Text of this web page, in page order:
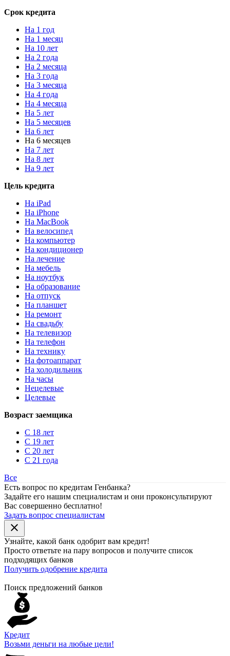
Срок кредита
На 1 год
На 1 месяц
На 10 лет
На 2 года
На 2 месяца
На 3 года
На 3 месяца
На 4 года
На 4 месяца
На 5 лет
На 5 месяцев
На 6 лет
На 6 месяцев
На 7 лет
На 8 лет
На 9 лет
Цель кредита
На iPad
На iPhone
На MacBook
На велосипед
На компьютер
На кондиционер
На лечение
На мебель
На ноутбук
На образование
На отпуск
На планшет
На ремонт
На свадьбу
На телевизор
На телефон
На технику
На фотоаппарат
На холодильник
На часы
Нецелевые
Целевые
Возраст заемщика
С 18 лет
С 19 лет
С 20 лет
С 21 года
Все
Есть вопрос по кредитам Генбанка?
Задайте его нашим специалистам и они проконсультируют
Вас совершенно бесплатно!
Задать вопрос специалистам
close
Узнайте, какой банк одобрит вам кредит!
Просто ответьте на пару вопросов и получите список
подходящих банков
Получить одобрение кредита
Поиск предложений банков
Кредит
Возьми деньги на любые цели!